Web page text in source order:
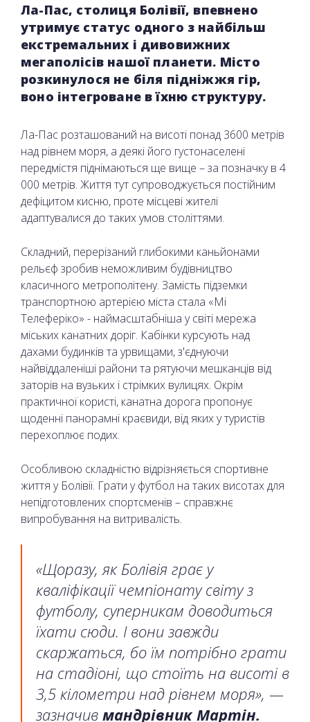
Ла-Пас, столиця Болівії, впевнено
утримує статус одного з найбільш
екстремальних і дивовижних
мегаполісів нашої планети. Місто
розкинулося не біля підніжжя гір,
воно інтегроване в їхню структуру.
Ла-Пас розташований на висоті понад 3600 метрів
над рівнем моря, а деякі його густонаселені
передмістя піднімаються ще вище – за позначку в 4
000 метрів. Життя тут супроводжується постійним
дефіцитом кисню, проте місцеві жителі
адаптувалися до таких умов століттями.
Складний, перерізаний глибокими каньйонами
рельєф зробив неможливим будівництво
класичного метрополітену. Замість підземки
транспортною артерією міста стала «Мі
Телеферіко» - наймасштабніша у світі мережа
міських канатних доріг. Кабінки курсують над
дахами будинків та урвищами, з'єднуючи
найвіддаленіші райони та рятуючи мешканців від
заторів на вузьких і стрімких вулицях. Окрім
практичної користі, канатна дорога пропонує
щоденні панорамні краєвиди, від яких у туристів
перехоплює подих.
Особливою складністю відрізняється спортивне
життя у Болівії. Грати у футбол на таких висотах для
непідготовлених спортсменів – справжнє
випробування на витривалість.
«Щоразу, як Болівія грає у
кваліфікації чемпіонату світу з
футболу, суперникам доводиться
їхати сюди. І вони завжди
скаржаться, бо їм потрібно грати
на стадіоні, що стоїть на висоті в
3,5 кілометри над рівнем моря», —
зазначив мандрівник Мартін.